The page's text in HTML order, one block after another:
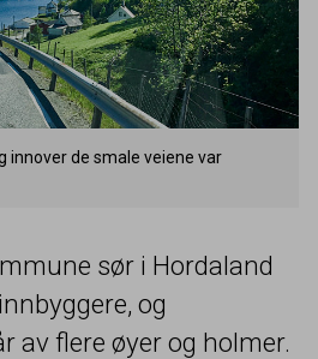
innover de smale veiene var
sør i Hordaland
innbyggere, og
av flere øyer og holmer.